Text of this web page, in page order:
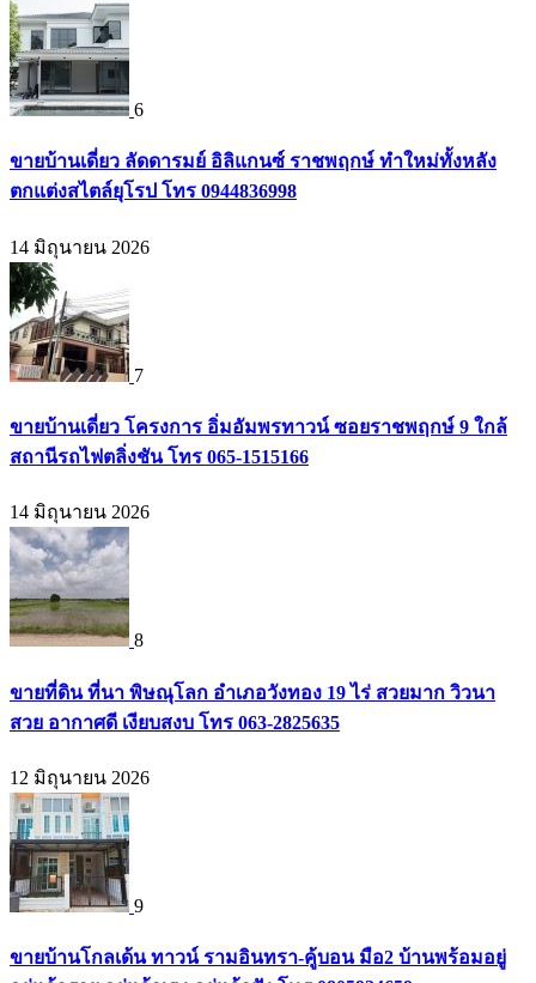
6
ขายบ้านเดี่ยว ลัดดารมย์ อิลิแกนซ์ ราชพฤกษ์ ทำใหม่ทั้งหลัง
ตกแต่งสไตล์ยุโรป โทร 0944836998
14 มิถุนายน 2026
7
ขายบ้านเดี่ยว โครงการ อิ่มอัมพรทาวน์ ซอยราชพฤกษ์ 9 ใกล้
สถานีรถไฟตลิ่งชัน โทร 065-1515166
14 มิถุนายน 2026
8
ขายที่ดิน ที่นา พิษณุโลก อำเภอวังทอง 19 ไร่ สวยมาก วิวนา
สวย อากาศดี เงียบสงบ โทร 063-2825635
12 มิถุนายน 2026
9
ขายบ้านโกลเด้น ทาวน์ รามอินทรา-คู้บอน มือ2 บ้านพร้อมอยู่